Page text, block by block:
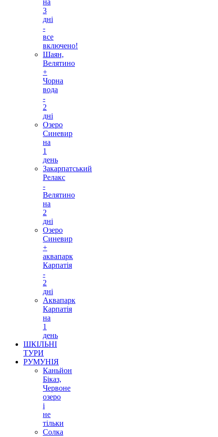
на
3
дні
-
все
включено!
Шаян,
Велятино
+
Чорна
вода
-
2
дні
Озеро
Синевир
на
1
день
Закарпатський
Релакс
-
Велятино
на
2
дні
Озеро
Синевир
+
аквапарк
Карпатія
-
2
дні
Аквапарк
Карпатія
на
1
день
ШКІЛЬНІ
ТУРИ
РУМУНІЯ
Каньйон
Біказ,
Червоне
озеро
і
не
тільки
Солка